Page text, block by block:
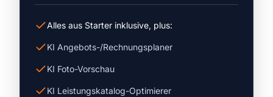
Alles aus Starter inklusive, plus:
KI Angebots-/Rechnungsplaner
KI Foto-Vorschau
KI Leistungskatalog-Optimierer